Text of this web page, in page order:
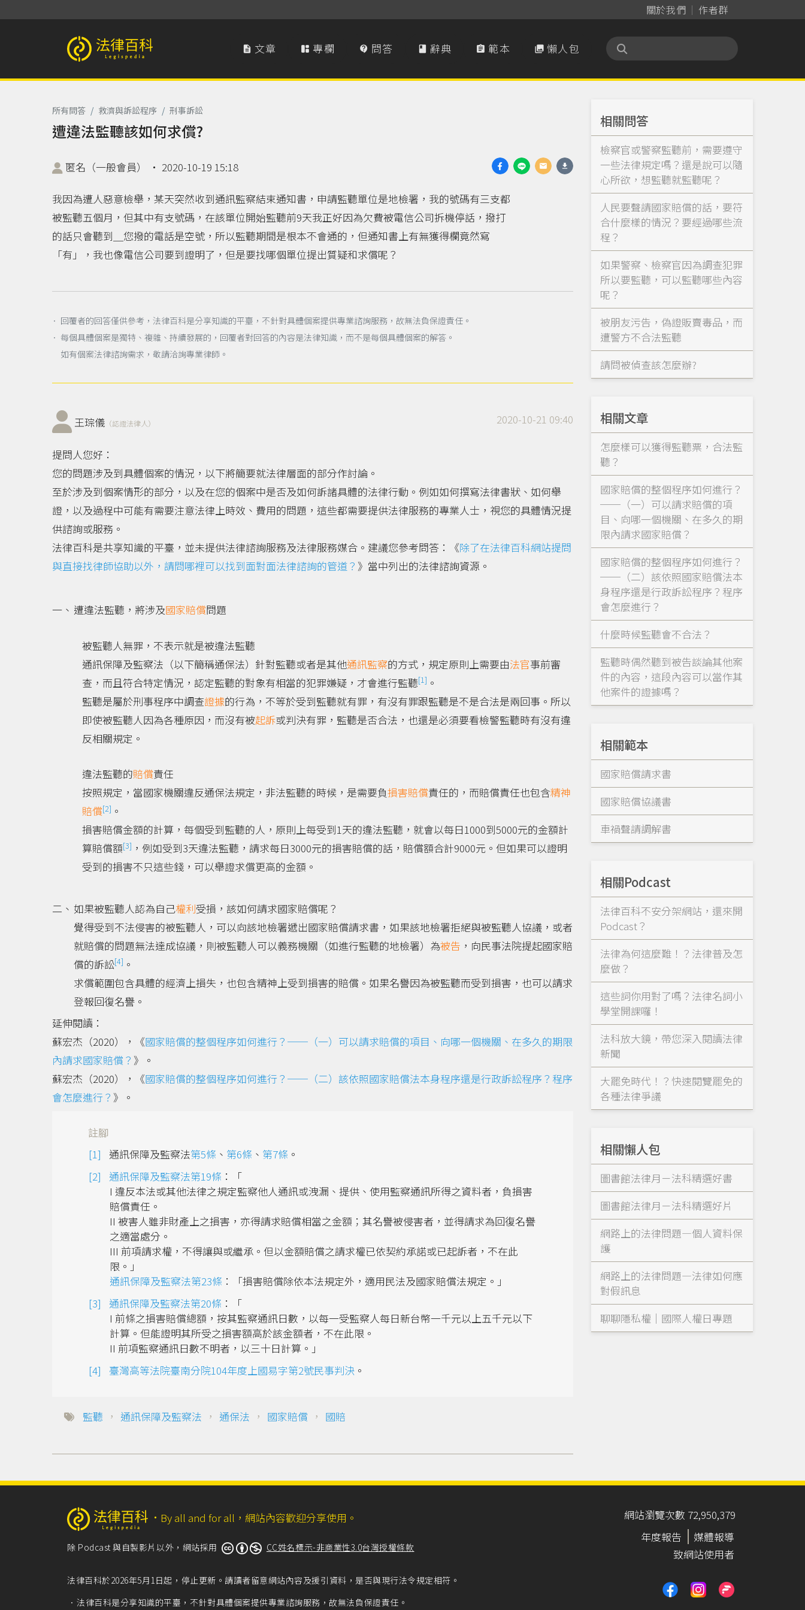
關於我們 作者群
法律百科 Legispedia  文章  專欄  問答  辭典  範本  懶人包
所有問答 / 救濟與訴訟程序 / 刑事訴訟
遭違法監聽該如何求償?
匿名（一般會員） ‧ 2020-10-19 15:18
我因為遭人惡意檢舉，某天突然收到通訊監察結束通知書，申請監聽單位是地檢署，我的號碼有三支都
被監聽五個月，但其中有支號碼，在該單位開始監聽前9天我正好因為欠費被電信公司拆機停話，撥打
的話只會聽到＿您撥的電話是空號，所以監聽期間是根本不會通的，但通知書上有無獲得欄竟然寫
「有」，我也像電信公司要到證明了，但是要找哪個單位提出質疑和求償呢？
． 回覆者的回答僅供參考，法律百科是分享知識的平臺，不針對具體個案提供專業諮詢服務，故無法負保證責任。
． 每個具體個案是獨特、複雜、持續發展的，回覆者對回答的內容是法律知識，而不是每個具體個案的解答。
如有個案法律諮詢需求，敬請洽詢專業律師。
王琮儀 （認證法律人） 2020-10-21 09:40
提問人您好：
您的問題涉及到具體個案的情況，以下將簡要就法律層面的部分作討論。
至於涉及到個案情形的部分，以及在您的個案中是否及如何訴諸具體的法律行動。例如如何撰寫法律書狀、如何舉
證，以及過程中可能有需要注意法律上時效、費用的問題，這些都需要提供法律服務的專業人士，視您的具體情況提
供諮詢或服務。
法律百科是共享知識的平臺，並未提供法律諮詢服務及法律服務媒合。建議您參考問答：《除了在法律百科網站提問
與直接找律師協助以外，請問哪裡可以找到面對面法律諮詢的管道？ 》當中列出的法律諮詢資源。
遭違法監聽，將涉及國家賠償問題
被監聽人無罪，不表示就是被違法監聽
通訊保障及監察法（以下簡稱通保法）針對監聽或者是其他通訊監察的方式，規定原則上需要由法官事前審
查，而且符合特定情況，認定監聽的對象有相當的犯罪嫌疑，才會進行監聽[1] 。
監聽是屬於刑事程序中調查證據的行為，不等於受到監聽就有罪，有沒有罪跟監聽是不是合法是兩回事。所以
即使被監聽人因為各種原因，而沒有被起訴或判決有罪，監聽是否合法，也還是必須要看檢警監聽時有沒有違
反相關規定。
違法監聽的賠償責任
按照規定，當國家機關違反通保法規定，非法監聽的時候，是需要負損害賠償責任的，而賠償責任也包含精神
賠償[2] 。
損害賠償金額的計算，每個受到監聽的人，原則上每受到1天的違法監聽，就會以每日1000到5000元的金額計
算賠償額[3] ，例如受到3天違法監聽，請求每日3000元的損害賠償的話，賠償額合計9000元。但如果可以證明
受到的損害不只這些錢，可以舉證求償更高的金額。
如果被監聽人認為自己權利受損，該如何請求國家賠償呢？
覺得受到不法侵害的被監聽人，可以向該地檢署遞出國家賠償請求書，如果該地檢署拒絕與被監聽人協議，或者
就賠償的問題無法達成協議，則被監聽人可以義務機關（如進行監聽的地檢署）為被告 ，向民事法院提起國家賠
償的訴訟[4] 。
求償範圍包含具體的經濟上損失，也包含精神上受到損害的賠償。如果名譽因為被監聽而受到損害，也可以請求
登報回復名譽。
延伸閱讀：
蘇宏杰（2020），《國家賠償的整個程序如何進行？──（一）可以請求賠償的項目、向哪一個機關、在多久的期限
內請求國家賠償？ 》。
蘇宏杰（2020），《國家賠償的整個程序如何進行？──（二）該依照國家賠償法本身程序還是行政訴訟程序？程序
會怎麼進行？ 》。
註腳
通訊保障及監察法第5條 、 第6條 、 第7條 。
通訊保障及監察法第19條 ：「
I 違反本法或其他法律之規定監察他人通訊或洩漏、提供、使用監察通訊所得之資料者，負損害
賠償責任。
II 被害人雖非財產上之損害，亦得請求賠償相當之金額；其名譽被侵害者，並得請求為回復名譽
之適當處分。
III 前項請求權，不得讓與或繼承。但以金額賠償之請求權已依契約承諾或已起訴者，不在此
限。」
通訊保障及監察法第23條 ：「損害賠償除依本法規定外，適用民法及國家賠償法規定。」
通訊保障及監察法第20條 ：「
I 前條之損害賠償總額，按其監察通訊日數，以每一受監察人每日新台幣一千元以上五千元以下
計算。但能證明其所受之損害額高於該金額者，不在此限。
II 前項監察通訊日數不明者，以三十日計算。」
臺灣高等法院臺南分院104年度上國易字第2號民事判決 。
監聽 ， 通訊保障及監察法 ， 通保法 ， 國家賠償 ， 國賠
相關問答
檢察官或警察監聽前，需要遵守
一些法律規定嗎？還是說可以隨
心所欲，想監聽就監聽呢？
人民要聲請國家賠償的話，要符
合什麼樣的情況？要經過哪些流
程？
如果警察、檢察官因為調查犯罪
所以要監聽，可以監聽哪些內容
呢？
被朋友污告，偽證販賣毒品，而
遭警方不合法監聽
請問被偵查該怎麼辦?
相關文章
怎麼樣可以獲得監聽票，合法監
聽？
國家賠償的整個程序如何進行？
──（一）可以請求賠償的項
目、向哪一個機關、在多久的期
限內請求國家賠償？
國家賠償的整個程序如何進行？
──（二）該依照國家賠償法本
身程序還是行政訴訟程序？程序
會怎麼進行？
什麼時候監聽會不合法？
監聽時偶然聽到被告談論其他案
件的內容，這段內容可以當作其
他案件的證據嗎？
相關範本
國家賠償請求書
國家賠償協議書
車禍聲請調解書
相關Podcast
法律百科不安分架網站，還來開
Podcast？
法律為何這麼難！？法律普及怎
麼做？
這些詞你用對了嗎？法律名詞小
學堂開課囉！
法科放大鏡，帶您深入閱讀法律
新聞
大罷免時代！？快速閱覽罷免的
各種法律爭議
相關懶人包
圖書館法律月－法科精選好書
圖書館法律月－法科精選好片
網路上的法律問題—個人資料保
護
網路上的法律問題—法律如何應
對假訊息
聊聊隱私權｜國際人權日專題
‧ By all and for all，網站內容歡迎分享使用。
除 Podcast 與自製影片以外，網站採用 CC姓名標示-非商業性3.0台灣授權條款
法律百科於2026年5月1日起，停止更新。請讀者留意網站內容及援引資料，是否與現行法令規定相符。
法律百科是分享知識的平臺，不針對具體個案提供專業諮詢服務，故無法負保證責任。
網站瀏覽次數 72,950,379
年度報告
媒體報導
致網站使用者